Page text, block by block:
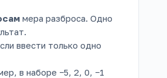
мера разброса. Одно
ввести только одно
в наборе −5, 2, 0, −1